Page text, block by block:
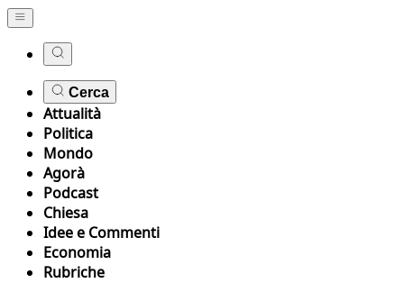
Cerca
Attualità
Politica
Mondo
Agorà
Podcast
Chiesa
Idee e Commenti
Economia
Rubriche